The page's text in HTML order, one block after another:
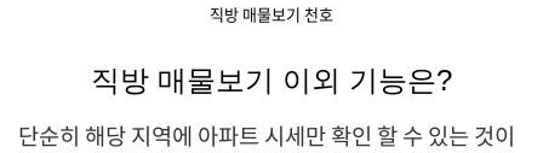
직방 매물보기 천호
직방 매물보기 이외 기능은?
단순히 해당 지역에 아파트 시세만 확인 할 수 있는 것이